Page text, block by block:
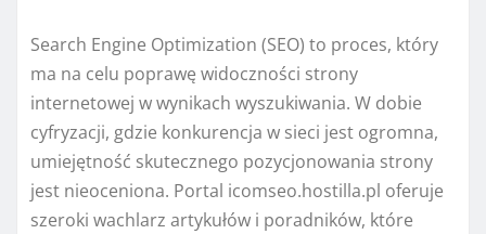
Search Engine Optimization (SEO) to proces, który
ma na celu poprawę widoczności strony
internetowej w wynikach wyszukiwania. W dobie
cyfryzacji, gdzie konkurencja w sieci jest ogromna,
umiejętność skutecznego pozycjonowania strony
jest nieoceniona. Portal icomseo.hostilla.pl oferuje
szeroki wachlarz artykułów i poradników, które